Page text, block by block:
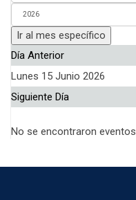
Ir al mes específico
Día Anterior
Lunes 15 Junio 2026
Siguiente Día
No se encontraron eventos